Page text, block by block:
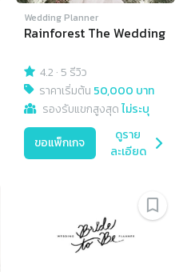
Wedding Planner
Rainforest The Wedding
4.2 · 5 รีวิว
ราคาเริ่มต้น 50,000 บาท
รองรับแขกสูงสุดไม่ระบุ
ขอแพ็กเกจ
ดูราย
ละเอียด